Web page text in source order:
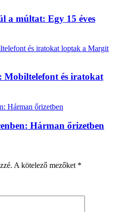
a múltat: Egy 15 éves
és iratokat
Hárman őrizetben
A kötelező mezőket *